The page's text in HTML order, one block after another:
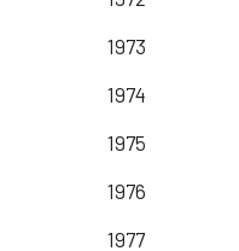
1973
1974
1975
1976
1977